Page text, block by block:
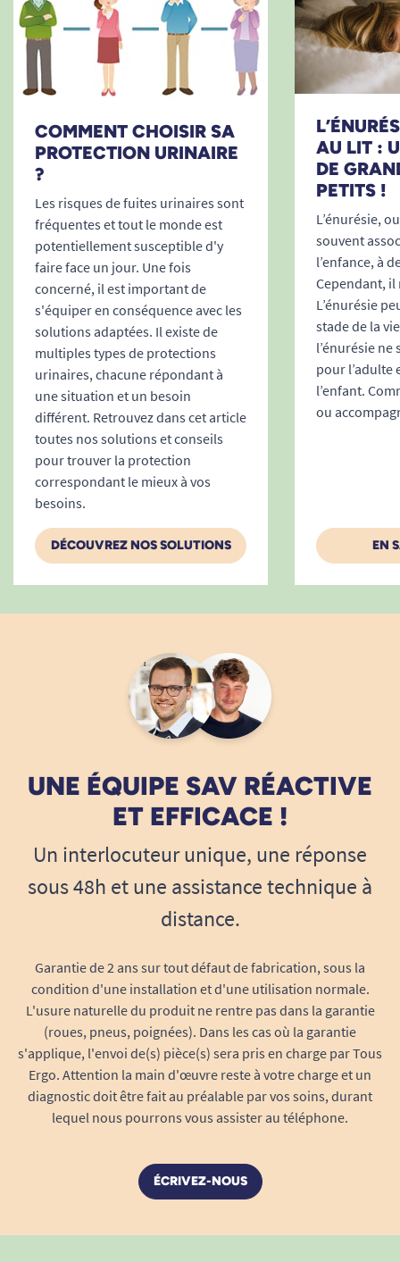
COMMENT CHOISIR SA
PROTECTION URINAIRE
?
Les risques de fuites urinaires sont
fréquentes et tout le monde est
potentiellement susceptible d'y
faire face un jour. Une fois
concerné, il est important de
s'équiper en conséquence avec les
solutions adaptées. Il existe de
multiples types de protections
urinaires, chacune répondant à
une situation et un besoin
différent. Retrouvez dans cet article
toutes nos solutions et conseils
pour trouver la protection
correspondant le mieux à vos
besoins.
DÉCOUVREZ NOS SOLUTIONS
AU LIT :
DE
PETITS !
L’énurésie,
souvent
l’enfance, à
Cependant, il
L’énurésie
stade de la
l’énurésie ne
pour l’adulte
l’enfant.
ou
EN
UNE ÉQUIPE SAV RÉACTIVE
ET EFFICACE !
Un interlocuteur unique, une réponse
sous 48h et une assistance technique à
distance.
Garantie de 2 ans sur tout défaut de fabrication, sous la
condition d'une installation et d'une utilisation normale.
L'usure naturelle du produit ne rentre pas dans la garantie
(roues, pneus, poignées). Dans les cas où la garantie
s'applique, l'envoi de(s) pièce(s) sera pris en charge par Tous
Ergo. Attention la main d'œuvre reste à votre charge et un
diagnostic doit être fait au préalable par vos soins, durant
lequel nous pourrons vous assister au téléphone.
ÉCRIVEZ-NOUS